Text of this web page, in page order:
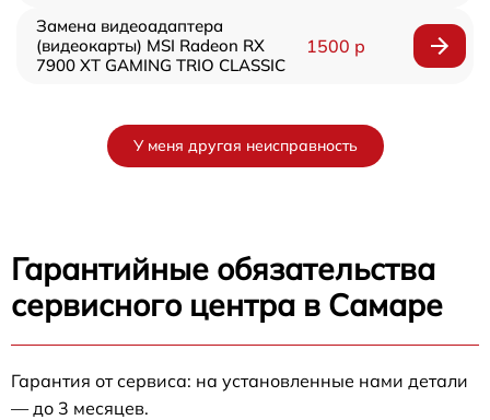
Замена видеоадаптера
(видеокарты) MSI Radeon RX
7900 XT GAMING TRIO CLASSIC
1500 р
У меня другая неисправность
Гарантийные обязательства
сервисного центра в Самаре
Гарантия от сервиса: на установленные нами детали
— до 3 месяцев.